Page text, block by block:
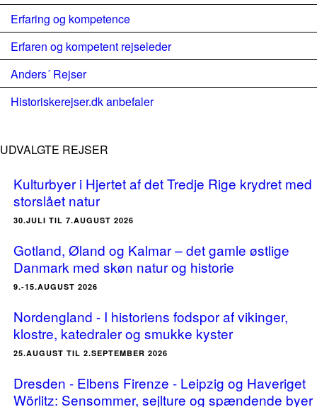
Erfaring og kompetence
Erfaren og kompetent rejseleder
Anders´ Rejser
Historiskerejser.dk anbefaler
UDVALGTE REJSER
Kulturbyer i Hjertet af det Tredje Rige krydret med
storslået natur
30.JULI TIL 7.AUGUST 2026
Gotland, Øland og Kalmar – det gamle østlige
Danmark med skøn natur og historie
9.-15.AUGUST 2026
Nordengland - I historiens fodspor af vikinger,
klostre, katedraler og smukke kyster
25.AUGUST TIL 2.SEPTEMBER 2026
Dresden - Elbens Firenze - Leipzig og Haveriget
Wörlitz: Sensommer, sejlture og spændende byer